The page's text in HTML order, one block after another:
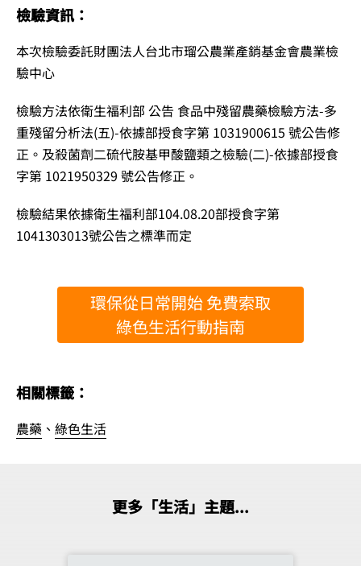
檢驗資訊：
本次檢驗委託財團法人台北市瑠公農業產銷基金會農業檢
驗中心
檢驗方法依衛生福利部 公告 食品中殘留農藥檢驗方法-多
重殘留分析法(五)-依據部授食字第 1031900615 號公告修
正。及殺菌劑二硫代胺基甲酸鹽類之檢驗(二)-依據部授食
字第 1021950329 號公告修正。
檢驗結果依據衛生福利部104.08.20部授食字第
1041303013號公告之標準而定
環保從日常開始 免費索取
綠色生活行動指南
相關標籤：
農藥 、 綠色生活
更多「生活」主題...